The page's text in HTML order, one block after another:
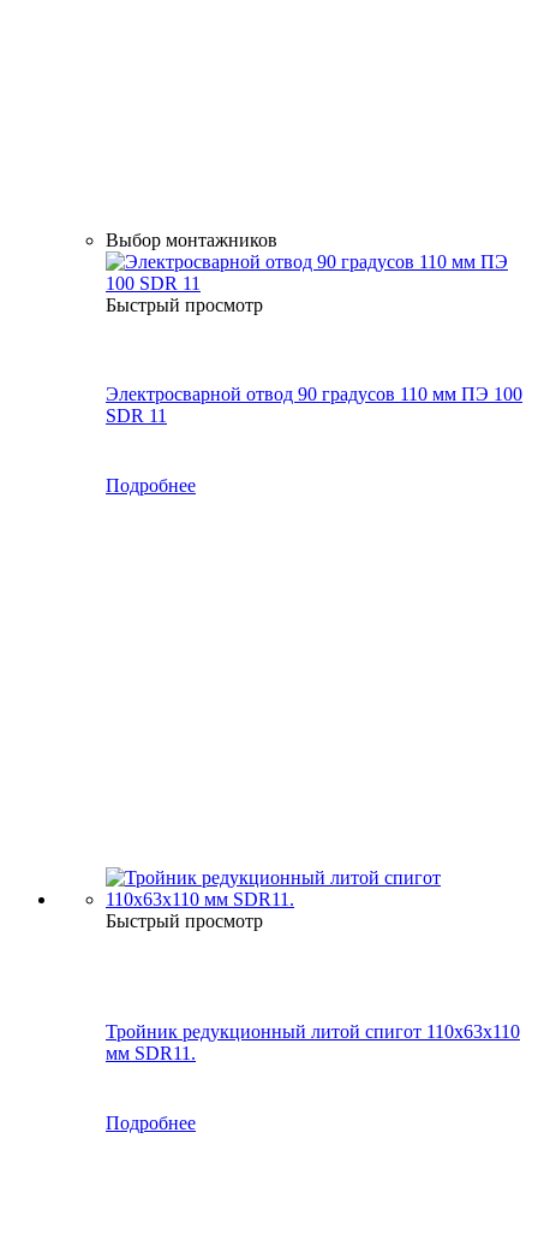
Выбор монтажников
Быстрый просмотр
Электросварной отвод 90 градусов 110 мм ПЭ 100
SDR 11
Подробнее
Быстрый просмотр
Тройник редукционный литой спигот 110х63х110
мм SDR11.
Подробнее